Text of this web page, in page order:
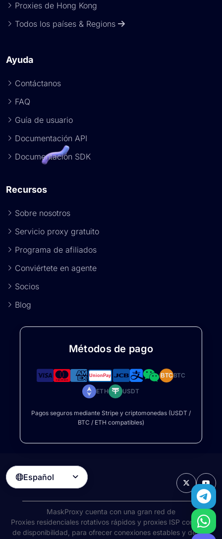
Proxies de Hong Kong
Todos los países & Regions
Ayuda
Contáctanos
FAQ
Guía de usuario
Documentación API
Documentación SDK
Recursos
Sobre nosotros
Servicio proxy gratuito
Programa de afiliados
Conviértete en agente
Socios
Blog
Métodos de pago
BTCBTC
ETH USDT
Pagos seguros mediante Stripe y criptomonedas (USDT /
BTC / ETH compatibles)
Español 
MaskProxy cuenta con una gran red de
Proxies residenciales rotativosrápidos y proxies ISP con 99%
de disponibilidad, para ofrecer conexiones estables y de alta